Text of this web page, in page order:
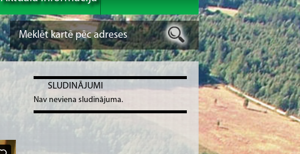
SLUDINĀJUMI
Nav neviena sludinājuma.